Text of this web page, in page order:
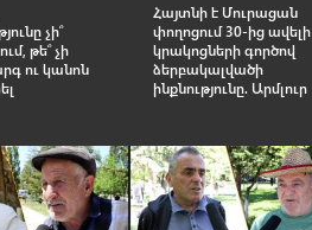
չի՞
թե՞ չի
ու կանոն
Հայտնի է Մուրացան
փողոցում 30-ից ավելի
կրակոցների գործով
ձերբակալվածի
ինքնությունը. Արմլուր